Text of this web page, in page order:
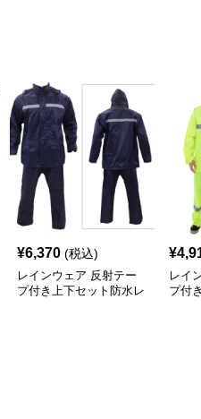
¥6,370 (税込)
レインウェア 反射テー
プ付き上下セット防水レ
¥
レイ
プ付